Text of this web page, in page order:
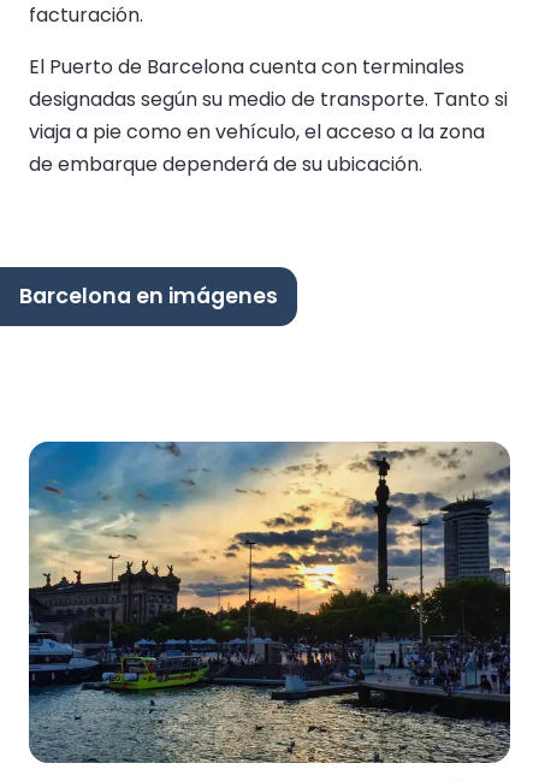
facturación.
El Puerto de Barcelona cuenta con terminales
designadas según su medio de transporte. Tanto si
viaja a pie como en vehículo, el acceso a la zona
de embarque dependerá de su ubicación.
Barcelona en imágenes